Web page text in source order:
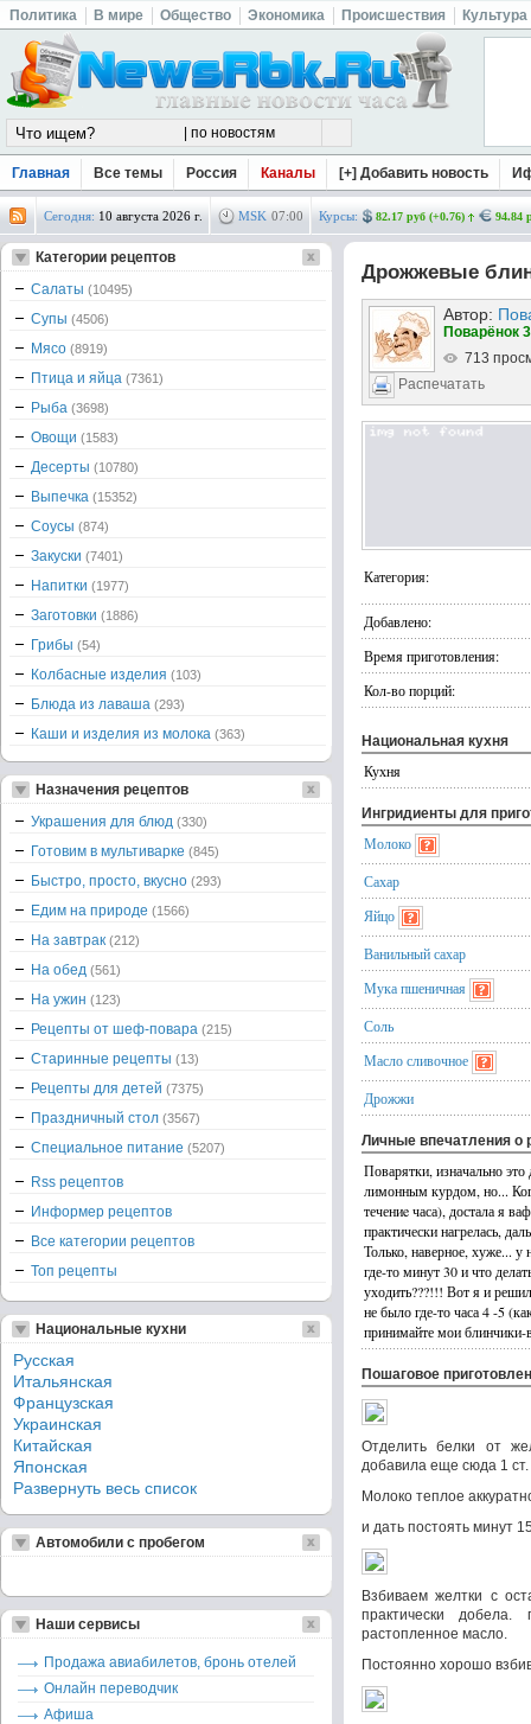
Политика В мире Общество Экономика Происшествия Культура
Главная Все темы Россия Каналы [+] Добавить новость
Сегодня: 10 августа 2026 г. MSK 07:00 Курсы: 82.17 руб (+0.76) 94.84
Дрожжевые
Автор:
Поварёнок
713
Распечатать
Категория:
Добавлено:
Время приготовления:
Кол-во порций:
Национальная кухня
Кухня
Ингридиенты для
Молоко
Сахар
Яйцо
Ванильный сахар
Мука пшеничная
Соль
Масло сливочное
Дрожжи
Личные впечатления о
Поварятки, изначально
лимонным курдом, но...
течениe часа), достала я
практически нагрелась,
Только, наверное, хуже...
где-то минут 30 и что
уходить???!!! Вот я и
не было где-то часа 4 -5
принимайте мои блинчики-
Пошаговое
Отделить белки от
добавила еще сюда 1
Молоко теплое
и дать постоять минут
Взбиваем желтки с
практически
растопленное масло.
Постоянно хорошо
Категории рецептов
Салаты (10495)
Супы (4506)
Мясо (8919)
Птица и яйца (7361)
Рыба (3698)
Овощи (1583)
Десерты (10780)
Выпечка (15352)
Соусы (874)
Закуски (7401)
Напитки (1977)
Заготовки (1886)
Грибы (54)
Колбасные изделия (103)
Блюда из лаваша (293)
Каши и изделия из молока (363)
Назначения рецептов
Украшения для блюд (330)
Готовим в мультиварке (845)
Быстро, просто, вкусно (293)
Едим на природе (1566)
На завтрак (212)
На обед (561)
На ужин (123)
Рецепты от шеф-повара (215)
Старинные рецепты (13)
Рецепты для детей (7375)
Праздничный стол (3567)
Специальное питание (5207)
Rss рецептов
Информер рецептов
Все категории рецептов
Топ рецепты
Национальные кухни
Русская
Итальянская
Французская
Украинская
Китайская
Японская
Развернуть весь список
Автомобили с пробегом
Наши сервисы
Продажа авиабилетов, бронь отелей
Онлайн переводчик
Афиша